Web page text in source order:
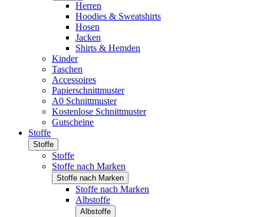
Herren
Hoodies & Sweatshirts
Hosen
Jacken
Shirts & Hemden
Kinder
Taschen
Accessoires
Papierschnittmuster
A0 Schnittmuster
Kostenlose Schnittmuster
Gutscheine
Stoffe
Stoffe
Stoffe
Stoffe nach Marken
Stoffe nach Marken
Stoffe nach Marken
Albstoffe
Albstoffe